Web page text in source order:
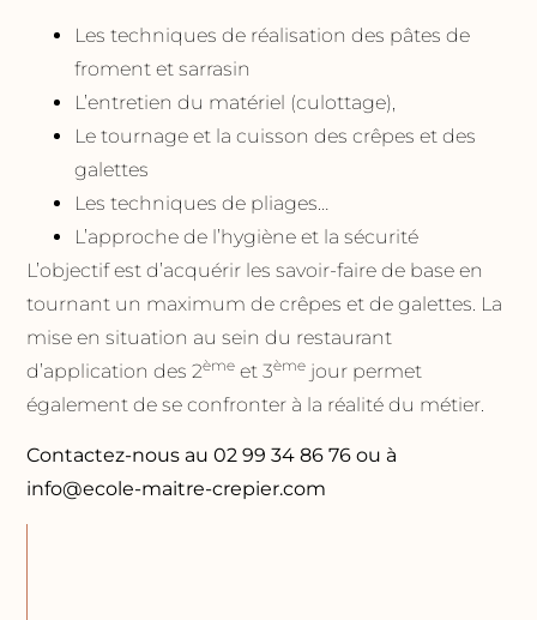
Les techniques de réalisation des pâtes de
froment et sarrasin
L’entretien du matériel (culottage),
Le tournage et la cuisson des crêpes et des
galettes
Les techniques de pliages…
L’approche de l’hygiène et la sécurité
L’objectif est d’acquérir les savoir-faire de base en
tournant un maximum de crêpes et de galettes. La
mise en situation au sein du restaurant
d’application des 2ème et 3ème jour permet
également de se confronter à la réalité du métier.
Contactez-nous au 02 99 34 86 76 ou à
info@ecole-maitre-crepier.com